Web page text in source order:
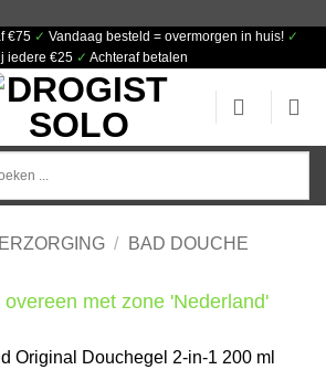
€75 ✓ Vandaag besteld = overmorgen in huis! ✓
iedere €25 ✓ Achteraf betalen
/ BAD DOUCHE
overeen met zone 'Nederland'